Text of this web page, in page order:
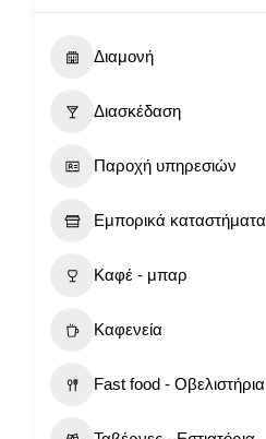
Διαμονή
Διασκέδαση
Παροχή υπηρεσιών
Εμπορικά καταστήματα
Καφέ - μπαρ
Καφενεία
Fast food - Οβελιστήρια